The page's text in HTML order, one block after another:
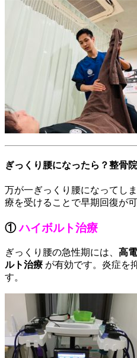
ぎっくり腰になったら？整骨
万が一ぎっくり腰になってし
療を受けることで早期回復が可
①ハイボルト治療
ぎっくり腰の急性期には、 高
ルト治療 が有効です。炎症を
す。